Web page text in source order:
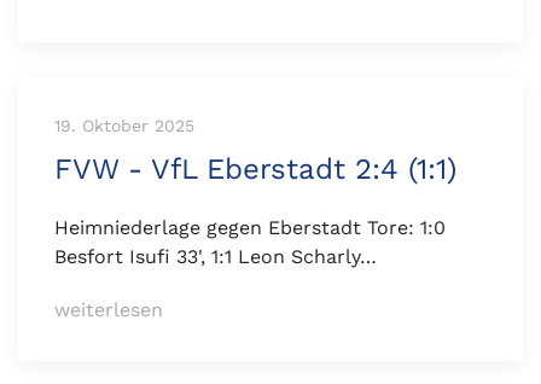
19. Oktober 2025
FVW - VfL Eberstadt 2:4 (1:1)
Heimniederlage gegen Eberstadt Tore: 1:0
Besfort Isufi 33', 1:1 Leon Scharly…
weiterlesen